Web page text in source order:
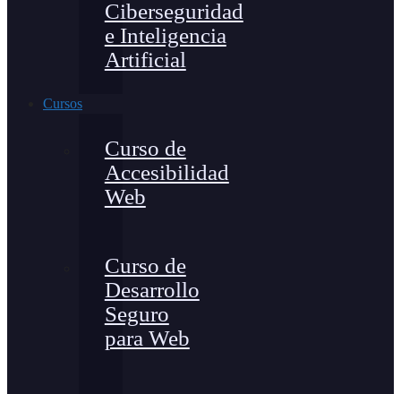
Ciberseguridad
e Inteligencia
Artificial
Cursos
Curso de
Accesibilidad
Web
Curso de
Desarrollo
Seguro
para Web